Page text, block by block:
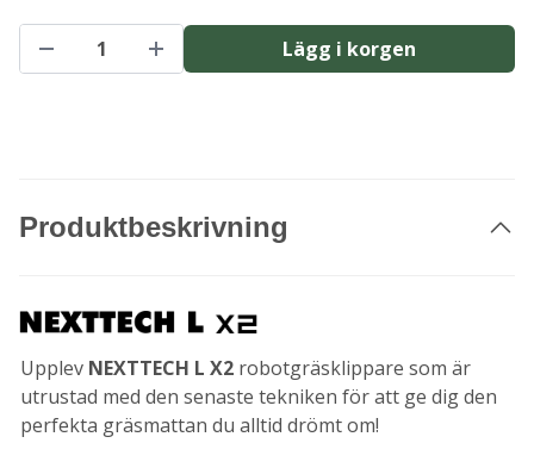
Lägg i korgen
Produktbeskrivning
Upplev NEXTTECH L X2 robotgräsklippare som är
utrustad med den senaste tekniken för att ge dig den
perfekta gräsmattan du alltid drömt om!